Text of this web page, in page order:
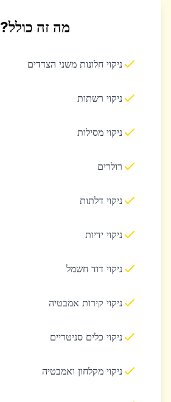
מה זה כולל?
ניקוי חלונות משני הצדדים
ניקוי רשתות
ניקוי מסילות
רולרים
ניקוי דלתות
ניקוי ידיות
ניקוי דוד חשמל
ניקוי קירות אמבטיה
ניקוי כלים סניטריים
ניקוי מקלחון ואמבטיה